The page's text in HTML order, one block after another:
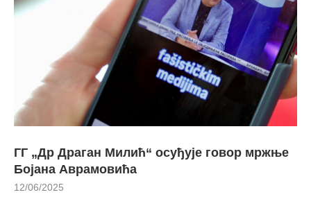
ГГ „Др Драган Милић“ осуђује говор мржње
Бојана Аврамовића
12/06/2025